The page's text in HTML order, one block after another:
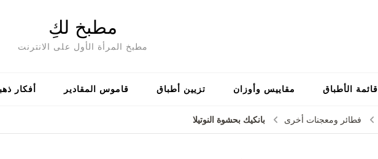
مطبخ لكِ
مطبخ المرأة الأول على الانترنت
قائمة الأطباق مقاييس وأوزان تزيين أطباق قاموس المقادير أفكار
فطائر ومعجنات أخرى بانكيك بحشوة النوتيلا